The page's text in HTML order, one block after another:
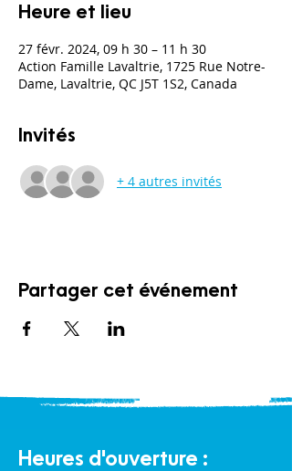
Heure et lieu
27 févr. 2024, 09 h 30 – 11 h 30
Action Famille Lavaltrie, 1725 Rue Notre-
Dame, Lavaltrie, QC J5T 1S2, Canada
Invités
+ 4 autres invités
Partager cet événement
Heures d'ouverture :